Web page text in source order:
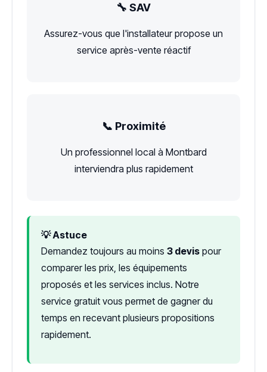
🔧 SAV
Assurez-vous que l'installateur propose un
service après-vente réactif
📞 Proximité
Un professionnel local à Montbard
interviendra plus rapidement
💡 Astuce
Demandez toujours au moins 3 devis pour
comparer les prix, les équipements
proposés et les services inclus. Notre
service gratuit vous permet de gagner du
temps en recevant plusieurs propositions
rapidement.